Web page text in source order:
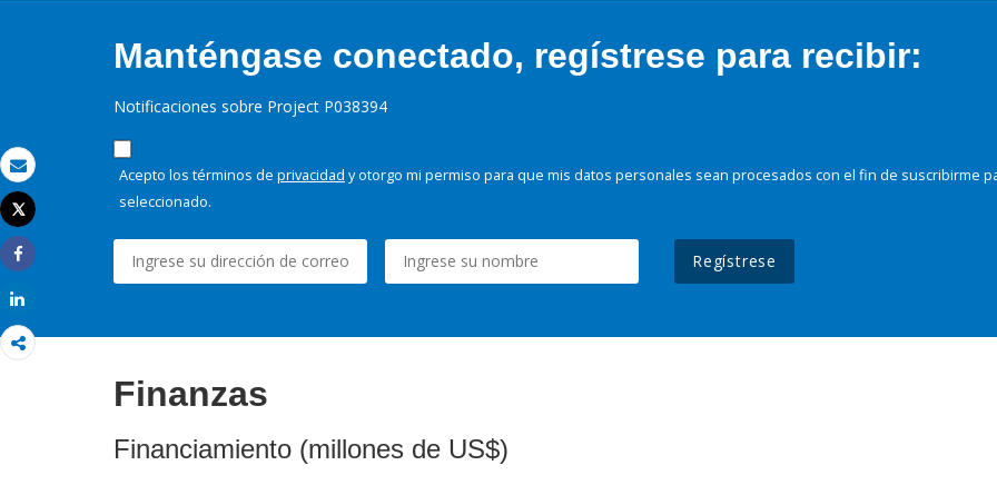
Correo electrónico
Imprimir
Tweet
Share
Manténgase conectado, regístrese para recibir:
Notificaciones sobre Project P038394
Acepto los términos de privacidad y otorgo mi permiso para que mis datos personales sean procesados con el fin de suscribirme
seleccionado.
Regístrese
Finanzas
Financiamiento (millones de US$)